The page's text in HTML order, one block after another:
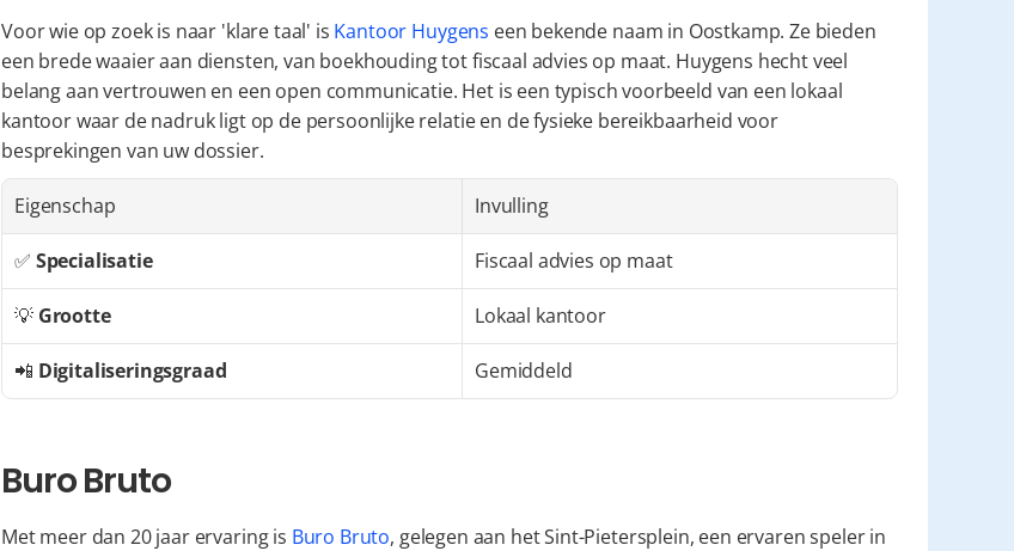
Voor wie op zoek is naar 'klare taal' is Kantoor Huygens een bekende naam in Oostkamp. Ze bieden
een brede waaier aan diensten, van boekhouding tot fiscaal advies op maat. Huygens hecht veel
belang aan vertrouwen en een open communicatie. Het is een typisch voorbeeld van een lokaal
kantoor waar de nadruk ligt op de persoonlijke relatie en de fysieke bereikbaarheid voor
besprekingen van uw dossier.
Eigenschap Invulling
✅ Specialisatie Fiscaal advies op maat
💡 Grootte Lokaal kantoor
📲 Digitaliseringsgraad Gemiddeld
Buro Bruto
Met meer dan 20 jaar ervaring is Buro Bruto, gelegen aan het Sint-Pietersplein, een ervaren speler in